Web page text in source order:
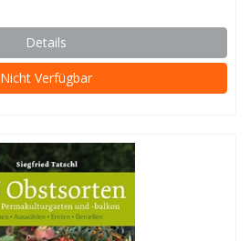
Details
Nicht Verfügbar